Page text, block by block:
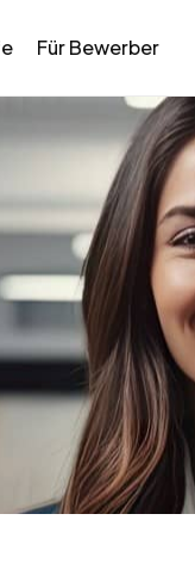
Für Bewerber